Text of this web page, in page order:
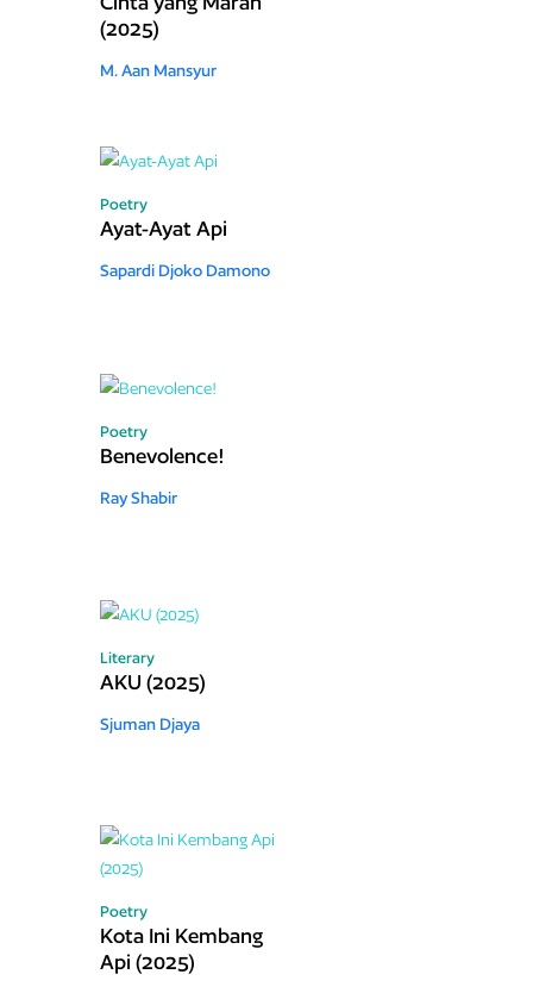
(2025)
M. Aan Mansyur
Poetry
Ayat-Ayat Api
Sapardi Djoko Damono
Poetry
Benevolence!
Ray Shabir
Literary
AKU (2025)
Sjuman Djaya
Poetry
Kota Ini Kembang
Api (2025)